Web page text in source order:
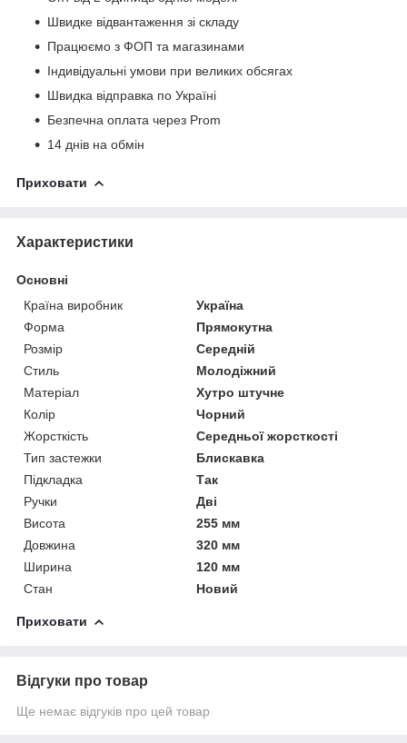
Швидке відвантаження зі складу
Працюємо з ФОП та магазинами
Індивідуальні умови при великих обсягах
Швидка відправка по Україні
Безпечна оплата через Prom
14 днів на обмін
Приховати
Характеристики
Основні
Країна виробник
Україна
Форма
Прямокутна
Розмір
Середній
Стиль
Молодіжний
Матеріал
Хутро штучне
Колір
Чорний
Жорсткість
Середньої жорсткості
Тип застежки
Блискавка
Підкладка
Так
Ручки
Дві
Висота
255 мм
Довжина
320 мм
Ширина
120 мм
Стан
Новий
Приховати
Відгуки про товар
Ще немає відгуків про цей товар